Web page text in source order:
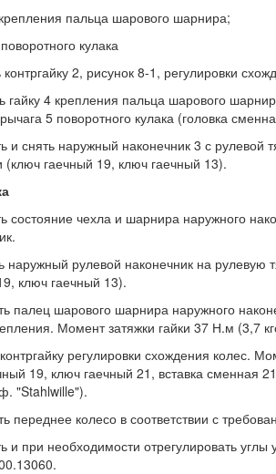
пальца шарового шарнира;
кулака
2, рисунок 8-1, регулировки
гайку 4 крепления пальца шарового
5 поворотного кулака (головка
и снять наружный наконечник 3 с рулевой
(ключ гаечный 19, ключ гаечный 13).
состояние чехла и шарнира наружного
наружный рулевой наконечник на рулевую
ключ гаечный 13).
палец шарового шарнира наружного
Момент затяжки гайки 37 Н.м (3,7
регулировки схождения колес.
19, ключ гаечный 21, вставка сменная
"Stahlwille").
переднее колесо в соответствии с
и при необходимости отрегулировать